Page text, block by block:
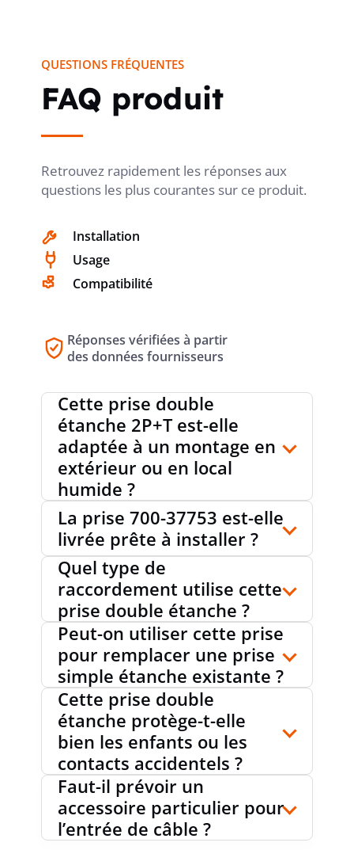
AVEC ÉCLAIRAGE FONCTIONNEL
AVEC ÉCLAIRAGE D'ORIENTATION
PARASURTENSION
AVEC FUSIBLE FIN
ALIMENTATION SPÉCIALE DE COURANT sans
MATIÈRE matière synthétique
QUALITÉ DE MATIÈRE thermoplastique
SANS HALOGÈNE
TYPE DE TRAITEMENT DE LA
SURFACE
traité
QUESTIONS FRÉQUENTES
FAQ produit
Retrouvez rapidement les réponses aux
questions les plus courantes sur ce produit.
Installation
Usage
Compatibilité
Réponses vérifiées à partir
des données fournisseurs
Cette prise double
étanche 2P+T est-elle
adaptée à un montage en
extérieur ou en local
humide ?
La prise 700-37753 est-elle
livrée prête à installer ?
Quel type de
raccordement utilise cette
prise double étanche ?
Peut-on utiliser cette prise
pour remplacer une prise
simple étanche existante ?
Cette prise double
étanche protège-t-elle
bien les enfants ou les
contacts accidentels ?
Faut-il prévoir un
accessoire particulier pour
l’entrée de câble ?